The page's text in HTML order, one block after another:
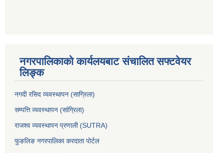
नगरपालिकाको कार्यलयबाट संचालित सफ्टवेयर
लिङ्क
नगदी रसिद व्यवस्थापन (साग्रिला)
सम्पत्ति व्यवस्थापन (सांग्रिला)
राजश्व व्यवस्थापन प्रणाली (SUTRA)
फुङलिङ नगरपालिका करदाता पोर्टल